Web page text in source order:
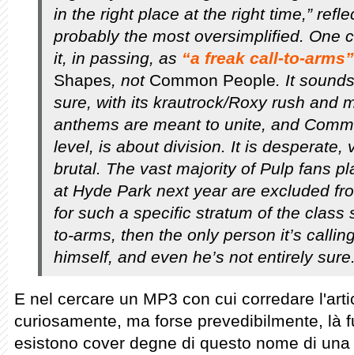
in the right place at the right time,”
probably the most oversimplified. One
it, in passing, as “a freak call-to-arms”
Shapes, not Common People. It
sure, with its krautrock/Roxy rush and
anthems are meant to unite, and
level, is about division. It is desperate,
brutal. The vast majority of Pulp fans
at Hyde Park next year are excluded
for such a specific stratum of the class
to-arms, then the only person it’s
himself, and even he’s not entirely
E nel cercare un MP3 con cui corredare
curiosamente, ma forse prevedibilmente, là
esistono cover degne di questo nome di